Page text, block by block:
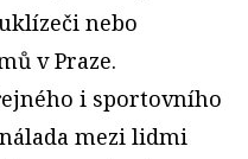
nebo
v Praze.
i sportovního
mezi lidmi